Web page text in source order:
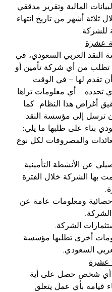
المالية وتقرير مدققي
ثلاثة أشهر من تاريخ انتهاء
للشركة.
عشرة
النقد العربي السعودي، في
من أي شركة تأمين أو
أن تقدم لها – في الوقت
تحدده – أي معلومات تراها
أغراض هذا النظام. كما
ترسل إلى مؤسسة النقد
بناء على طلبها ما يلي:
والمصروفات لكل نوع
عن الأنشطة التأمينية
بها الشركة خلال الفترة
ومعلومات عامة عن
الشركة.
أخرى تطلبها مؤسسة
السعودي.
عشرة
أي شخص حصل على أية
قيامه بأي عمل يتعلق